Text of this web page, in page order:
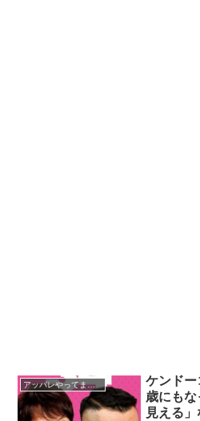
アッパレやってまーす
ケンド
歳にも
見える